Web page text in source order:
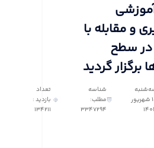
و مقابله با
سطح
برگزار گردید
18 شهریور
شناسه
مطلب:
3347294
تعداد
بازدید :
134211